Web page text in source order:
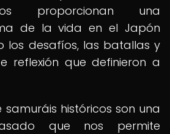
proporcionan una
de la vida en el Japón
los desafíos, las batallas y
reflexión que definieron a
samuráis históricos son una
que nos permite